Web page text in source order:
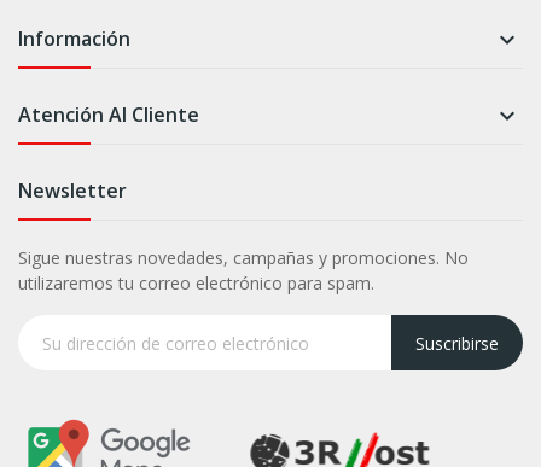
Información 
Atención Al Cliente 
Newsletter
Sigue nuestras novedades, campañas y promociones. No
utilizaremos tu correo electrónico para spam.
Suscribirse